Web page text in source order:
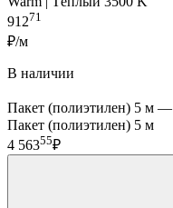
91271
₽/м
В наличии
Пакет (полиэтилен) 5 м —
Пакет (полиэтилен) 5 м
4 56355₽